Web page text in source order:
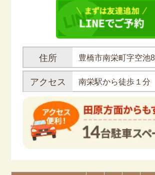
住所 豊橋市南栄町字空池
アクセス 南栄駅から徒歩１分